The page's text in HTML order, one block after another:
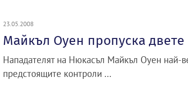
23.05.2008
Майкъл Оуен пропуска
Нападателят на Нюкасъл Майкъл Оуен най-
предстоящите контроли ...